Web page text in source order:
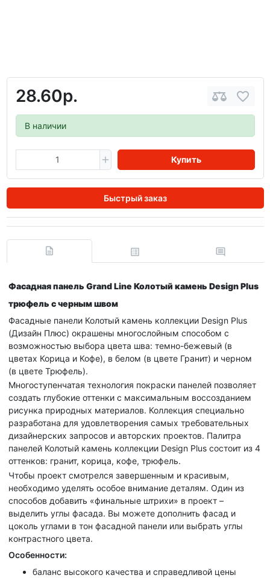
28.60р.
В наличии
Купить
Быстрый заказ
Фасадная панель Grand Line Колотый камень Design Plus
трюфель с черным швом
Фасадные панели Колотый камень коллекции Design Plus
(Дизайн Плюс) окрашены многослойным способом с
возможностью выбора цвета шва: темно-бежевый (в
цветах Корица и Кофе), в белом (в цвете Гранит) и черном
(в цвете Трюфель).
Многоступенчатая технология покраски панелей позволяет
создать глубокие оттенки с максимальным воссозданием
рисунка природных материалов. Коллекция специально
разработана для удовлетворения самых требовательных
дизайнерских запросов и авторских проектов. Палитра
панелей Колотый камень коллекции Design Plus состоит из 4
оттенков: гранит, корица, кофе, трюфель.
Чтобы проект смотрелся завершенным и красивым,
необходимо уделять особое внимание деталям. Один из
способов добавить «финальные штрихи» в проект –
выделить углы фасада. Вы можете дополнить фасад и
цоколь углами в тон фасадной панели или выбрать углы
контрастного цвета.
Особенности:
баланс высокого качества и справедливой цены